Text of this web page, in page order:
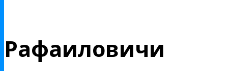
Рафаиловичи